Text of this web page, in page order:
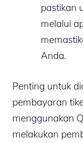
pastikan
melalui
Anda.
Penting untuk
pembayaran
menggunakan
melakukan